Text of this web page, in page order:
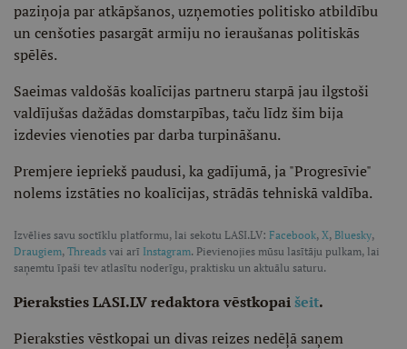
paziņoja par atkāpšanos, uzņemoties politisko atbildību
un cenšoties pasargāt armiju no ieraušanas politiskās
spēlēs.
Saeimas valdošās koalīcijas partneru starpā jau ilgstoši
valdījušas dažādas domstarpības, taču līdz šim bija
izdevies vienoties par darba turpināšanu.
Premjere iepriekš paudusi, ka gadījumā, ja "Progresīvie"
nolems izstāties no koalīcijas, strādās tehniskā valdība.
Izvēlies savu soctīklu platformu, lai sekotu LASI.LV: Facebook, X, Bluesky,
Draugiem, Threads vai arī Instagram. Pievienojies mūsu lasītāju pulkam, lai
saņemtu īpaši tev atlasītu noderīgu, praktisku un aktuālu saturu.
Pieraksties LASI.LV redaktora vēstkopaišeit.
Pieraksties vēstkopai un divas reizes nedēļā saņem